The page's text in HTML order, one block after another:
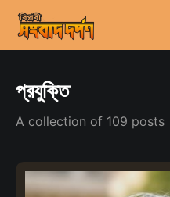
প্রযুক্তি
A collection of 109 posts